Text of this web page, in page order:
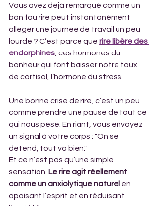
Vous avez déjà remarqué comme un
bon fou rire peut instantanément
alléger une journée de travail un peu
lourde ? C’est parce que rire libère des
endorphines, ces hormones du
bonheur qui font baisser notre taux
de cortisol, l’hormone du stress.
Une bonne crise de rire, c’est un peu
comme prendre une pause de tout ce
qui nous pèse. En riant, vous envoyez
un signal à votre corps : "On se
détend, tout va bien."
Et ce n’est pas qu’une simple
sensation. Le rire agit réellement
comme un anxiolytique naturel en
apaisant l’esprit et en réduisant